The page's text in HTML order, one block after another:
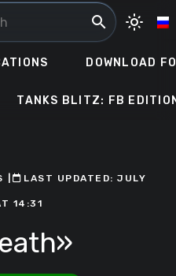
search light_mode
DOWNLOAD
TANKS BLITZ: FB
ㅤLAST UPDATED: JULY
14:31